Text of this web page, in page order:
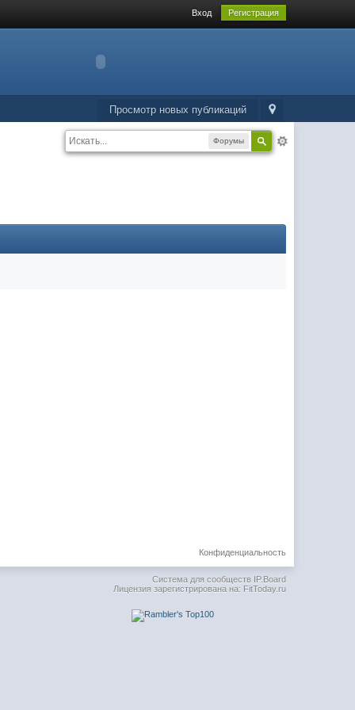
Вход Регистрация
Просмотр новых публикаций
Форумы
Конфиденциальность
Система для сообществ IP.Board
Лицензия зарегистрирована на: FitToday.ru